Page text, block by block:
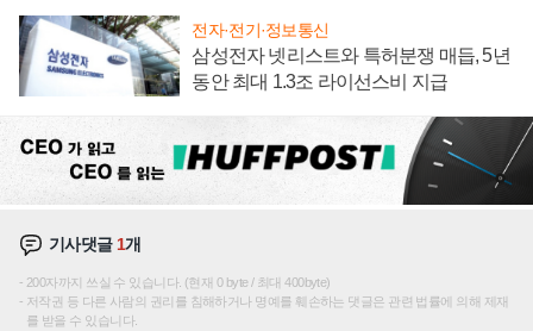
전자·전기·정보통신
삼성전자 넷리스트와 특허분쟁 매듭, 5년
동안 최대 1.3조 라이선스비 지급
기사댓글1개
200자까지 쓰실 수 있습니다. (현재 0 byte / 최대 400byte)
저작권 등 다른 사람의 권리를 침해하거나 명예를 훼손하는 댓글은 관련 법률에 의해 제재
를 받을 수 있습니다.